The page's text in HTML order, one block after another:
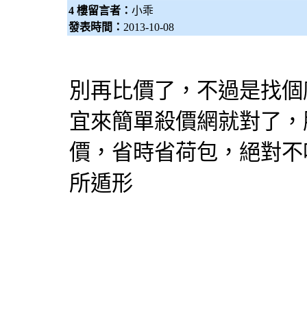
4 樓留言者： 小乖
發表時間： 2013-10-08
別再比價了，不過是找
宜來簡單殺價網就對了
價 ，省時省荷包，絕對
所遁形